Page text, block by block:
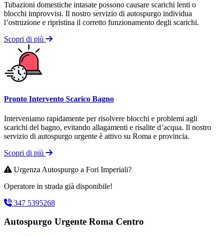
Tubazioni domestiche intasate possono causare scarichi lenti o
blocchi improvvisi. Il nostro servizio di autospurgo individua
l’ostruzione e ripristina il corretto funzionamento degli scarichi.
Scopri di più
Pronto Intervento Scarico Bagno
Interveniamo rapidamente per risolvere blocchi e problemi agli
scarichi del bagno, evitando allagamenti e risalite d’acqua. Il nostro
servizio di autospurgo urgente è attivo su Roma e provincia.
Scopri di più
Urgenza Autospurgo a Fori Imperiali?
Operatore in strada già disponibile!
347 5395268
Autospurgo Urgente Roma Centro